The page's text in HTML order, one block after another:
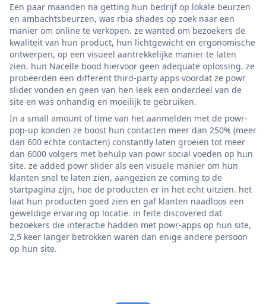
Een paar maanden na getting hun bedrijf op lokale beurzen
en ambachtsbeurzen, was rbia shades op zoek naar een
manier om online te verkopen. ze wanted om bezoekers de
kwaliteit van hun product, hun lichtgewicht en ergonomische
ontwerpen, op een visueel aantrekkelijke manier te laten
zien. hun Nacelle bood hiervoor geen adequate oplossing. ze
probeerden een different third-party apps voordat ze powr
slider vonden en geen van hen leek een onderdeel van de
site en was onhandig en moeilijk te gebruiken.
In a small amount of time van het aanmelden met de powr-
pop-up konden ze boost hun contacten meer dan 250% (meer
dan 600 echte contacten) constantly laten groeien tot meer
dan 6000 volgers met behulp van powr social voeden op hun
site. ze added powr slider als een visuele manier om hun
klanten snel te laten zien, aangezien ze coming to de
startpagina zijn, hoe de producten er in het echt uitzien. het
laat hun producten goed zien en gaf klanten naadloos een
geweldige ervaring op locatie. in feite discovered dat
bezoekers die interactie hadden met powr-apps op hun site,
2,5 keer langer betrokken waren dan enige andere persoon
op hun site.